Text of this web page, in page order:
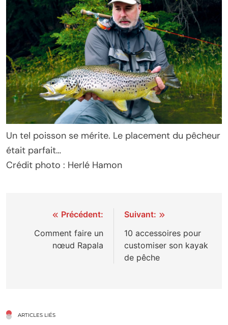
Un tel poisson se mérite. Le placement du pêcheur
était parfait…
Crédit photo : Herlé Hamon
Navigation
l’article
Précédent:
Comment faire un
nœud Rapala
Suivant:
10 accessoires pour
customiser son kayak
de pêche
ARTICLES LIÉS